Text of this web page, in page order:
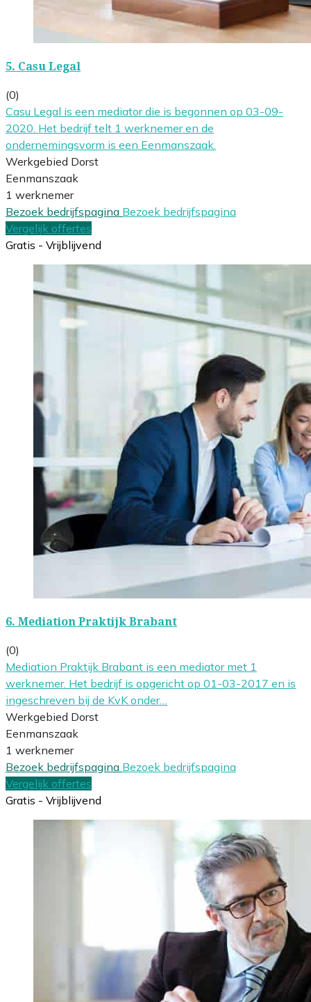
5. Casu Legal
(0)
Casu Legal is een mediator die is begonnen op 03-09-
2020. Het bedrijf telt 1 werknemer en de
ondernemingsvorm is een Eenmanszaak.
Werkgebied Dorst
Eenmanszaak
1 werknemer
Bezoek bedrijfspagina Bezoek bedrijfspagina
Vergelijk offertes
Gratis - Vrijblijvend
6. Mediation Praktijk Brabant
(0)
Mediation Praktijk Brabant is een mediator met 1
werknemer. Het bedrijf is opgericht op 01-03-2017 en is
ingeschreven bij de KvK onder…
Werkgebied Dorst
Eenmanszaak
1 werknemer
Bezoek bedrijfspagina Bezoek bedrijfspagina
Vergelijk offertes
Gratis - Vrijblijvend